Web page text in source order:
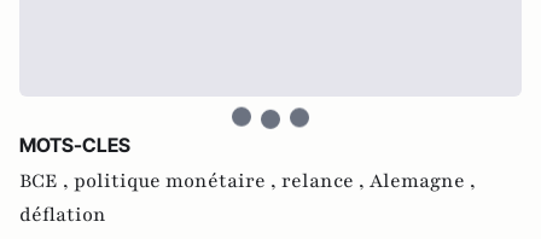
MOTS-CLES
BCE , politique monétaire , relance , Alemagne ,
déflation